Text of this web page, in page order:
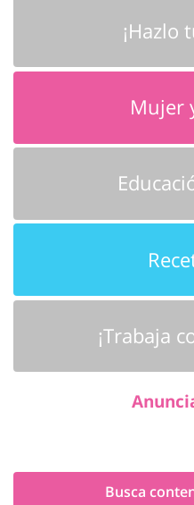
¡Hazlo
Mujer
¡Trabaja
Busca